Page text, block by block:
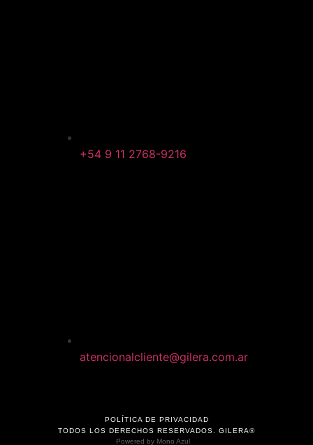
+54 9 11 2768-9216
atencionalcliente@gilera.com.ar
POLÍTICA DE PRIVACIDAD
TODOS LOS DERECHOS RESERVADOS. GILERA®
Powered by Mono Azul